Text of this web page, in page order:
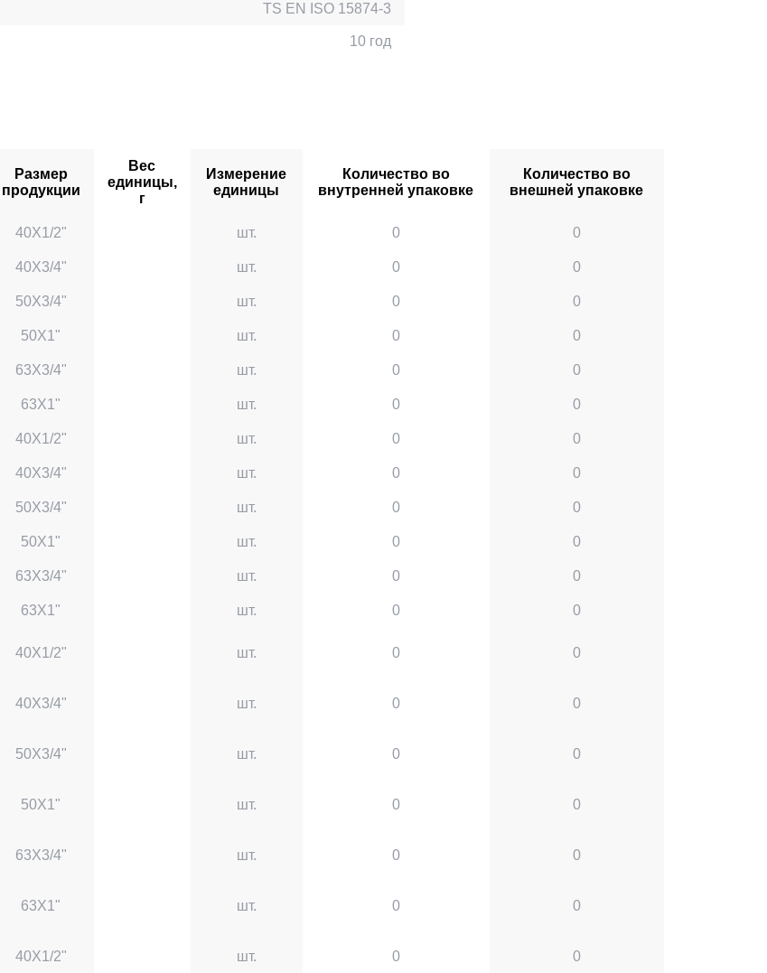
TS EN ISO 15874-3
10 год
Размер
продукции
Вес
единицы,
г
Измерение
единицы
Количество во
внутренней упаковке
Количество во
внешней упаковке
40X1/2" шт. 0 0
40X3/4" шт. 0 0
50X3/4" шт. 0 0
50X1" шт. 0 0
63X3/4" шт. 0 0
63X1" шт. 0 0
40X1/2" шт. 0 0
40X3/4" шт. 0 0
50X3/4" шт. 0 0
50X1" шт. 0 0
63X3/4" шт. 0 0
63X1" шт. 0 0
40X1/2" шт. 0 0
40X3/4" шт. 0 0
50X3/4" шт. 0 0
50X1" шт. 0 0
63X3/4" шт. 0 0
63X1" шт. 0 0
40X1/2" шт. 0 0